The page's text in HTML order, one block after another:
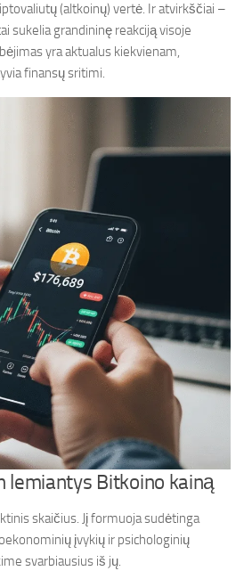
(altkoinų) vertė. Ir atvirkščiai –
sukelia grandininę reakciją visoje
yra aktualus kiekvienam,
finansų sritimi.
lemiantys Bitkoino kainą
skaičius. Jį formuoja sudėtinga
įvykių ir psichologinių
svarbiausius iš jų.